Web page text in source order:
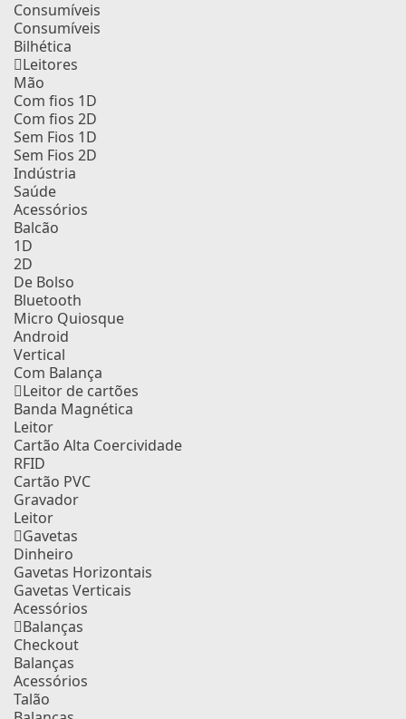
Consumíveis
Consumíveis
Bilhética
Leitores
Mão
Com fios 1D
Com fios 2D
Sem Fios 1D
Sem Fios 2D
Indústria
Saúde
Acessórios
Balcão
1D
2D
De Bolso
Bluetooth
Micro Quiosque
Android
Vertical
Com Balança
Leitor de cartões
Banda Magnética
Leitor
Cartão Alta Coercividade
RFID
Cartão PVC
Gravador
Leitor
Gavetas
Dinheiro
Gavetas Horizontais
Gavetas Verticais
Acessórios
Balanças
Checkout
Balanças
Acessórios
Talão